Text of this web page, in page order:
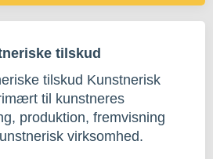
tilskud
tilskud Kunstnerisk
til kunstneres
produktion, fremvisning
virksomhed.